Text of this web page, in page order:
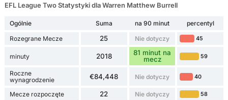
EFL League Two Statystyki dla Warren Matthew Burrell
Ogólnie Suma na 90 minut
percentyl
Rozegrane Mecze
25 Nie dotyczy 45
minuty 2018
81 minut na
mecz
59
Roczne
wynagrodzenie
€84,448 Nie dotyczy 40
Mecze rozpoczęte 22 Nie dotyczy 58